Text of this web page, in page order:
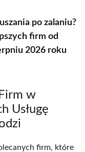
po zalaniu?
firm od
2026 roku
w
Usługę
firm, które